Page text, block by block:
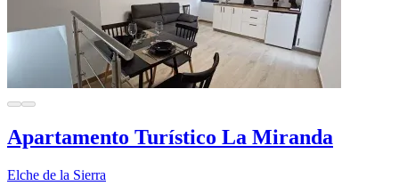
Apartamento Turístico La Miranda
Elche de la Sierra